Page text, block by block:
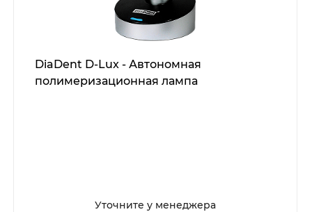
DiaDent D-Lux - Автономная
полимеризационная лампа
Уточните у менеджера